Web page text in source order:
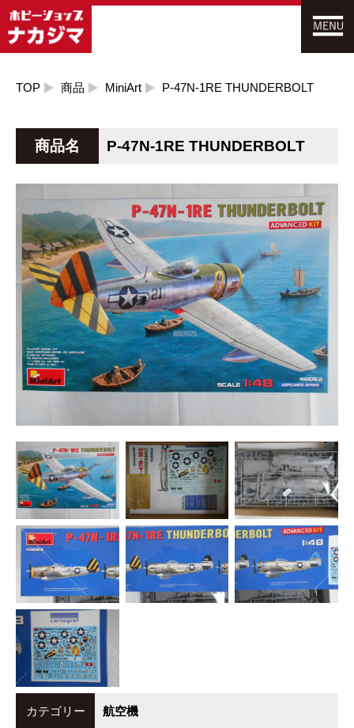
TOP 商品 MiniArt P-47N-1RE THUNDERBOLT
商品名 P-47N-1RE THUNDERBOLT
カテゴリー 航空機